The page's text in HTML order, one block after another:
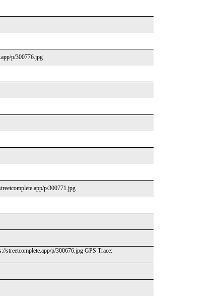
p/300776.jpg
p/300771.jpg
streetcomplete.app/p/300676.jpg GPS Trace: